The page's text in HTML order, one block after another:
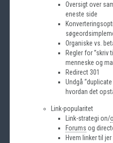
Oversigt over
eneste side
Organiske vs.
Regler for ”skriv
menneske og
Redirect 301
Undgå
hvordan det
Link-popularitet
Link-strategi on/
Forums og
Hvem linker til jer